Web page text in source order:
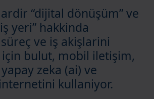
“di̇ji̇tal dönüşüm” ve
yeri̇” hakkinda
ve i̇ş akişlarini
bulut, mobi̇l i̇leti̇şi̇m,
zeka (ai) ve
kullaniyor.